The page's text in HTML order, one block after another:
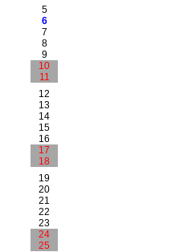
5
6
7
8
9
10
11
12
13
14
15
16
17
18
19
20
21
22
23
24
25